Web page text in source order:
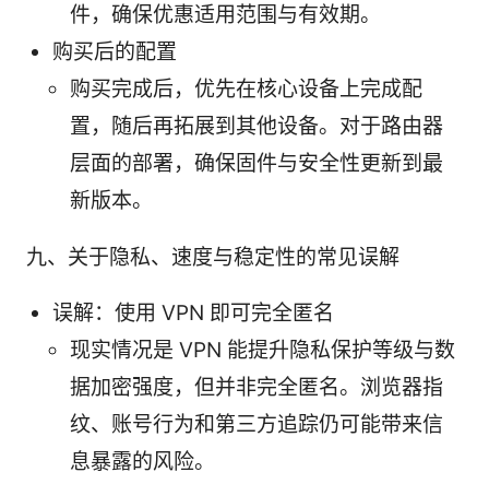
件，确保优惠适用范围与有效期。
购买后的配置
购买完成后，优先在核心设备上完成配
置，随后再拓展到其他设备。对于路由器
层面的部署，确保固件与安全性更新到最
新版本。
九、关于隐私、速度与稳定性的常见误解
误解：使用 VPN 即可完全匿名
现实情况是 VPN 能提升隐私保护等级与数
据加密强度，但并非完全匿名。浏览器指
纹、账号行为和第三方追踪仍可能带来信
息暴露的风险。